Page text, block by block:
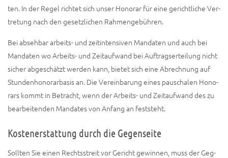
ten. In der Regel rich­tet sich unser Hono­rar für eine gericht­li­che Ver­
tre­tung nach den gesetz­li­chen Rahmengebühren.
Bei abseh­bar arbeits- und zeit­in­ten­si­ven Man­da­ten und auch bei
Man­da­ten wo Arbeits- und Zeit­auf­wand bei Auf­trags­er­tei­lung nicht
sicher abge­schätzt wer­den kann, bie­tet sich eine Abrech­nung auf
Stun­den­ho­no­rar­ba­sis an. Die Ver­ein­ba­rung eines pau­scha­len Hono­
rars kommt in Betracht, wenn der Arbeits- und Zeit­auf­wand des zu
bear­bei­ten­den Man­da­tes von Anfang an feststeht.
Kostenerstattung durch die Gegenseite
Soll­ten Sie einen Rechts­streit vor Gericht gewin­nen, muss der Geg­